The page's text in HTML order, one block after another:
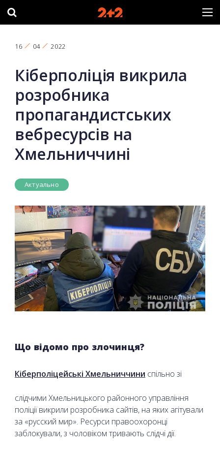
16 04 2022
Кіберполіція викрила
розробника
пропагандистських
вебресурсів на
Хмельниччині
Актуально
Що відомо про злочинця?
Кіберполіцейські Хмельниччини спільно зі
слідчими Хмельницького районного управління
поліції викрили розробника сайтів, на яких агітували
за «русский мир». Ресурси правоохоронці
заблокували, з чоловіком тривають слідчі дії.